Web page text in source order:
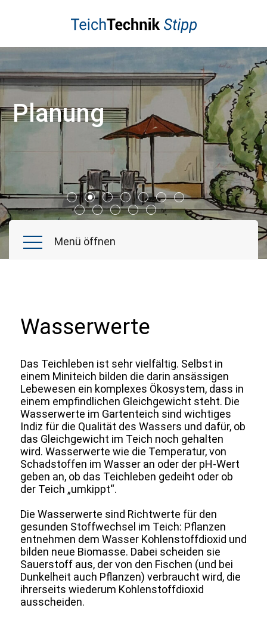
Planung
Schwimmteich
Naturpool
Poolbau
Gartenteiche
Wasserspiele
Referenzen
Aktuelles
Wasserwerte
Das Teichleben ist sehr vielfältig. Selbst in
einem Miniteich bilden die darin ansässigen
Lebewesen ein komplexes Ökosystem, dass in
einem empfindlichen Gleichgewicht steht. Die
Wasserwerte im Gartenteich sind wichtiges
Indiz für die Qualität des Wassers und dafür, ob
das Gleichgewicht im Teich noch gehalten
wird. Wasserwerte wie die Temperatur, von
Schadstoffen im Wasser an oder der pH-Wert
geben an, ob das Teichleben gedeiht oder ob
der Teich „umkippt“.
Die Wasserwerte sind Richtwerte für den
gesunden Stoffwechsel im Teich: Pflanzen
entnehmen dem Wasser Kohlenstoffdioxid und
bilden neue Biomasse. Dabei scheiden sie
Sauerstoff aus, der von den Fischen (und bei
Dunkelheit auch Pflanzen) verbraucht wird, die
ihrerseits wiederum Kohlenstoffdioxid
ausscheiden.